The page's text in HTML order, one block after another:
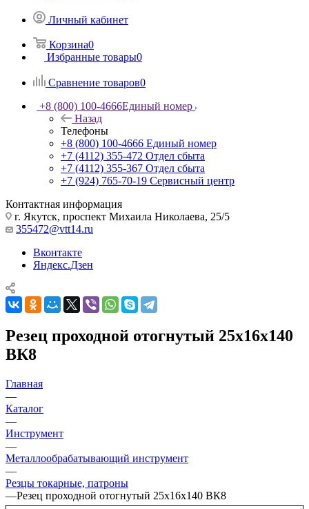
Личный кабинет
Корзина0
Избранные товары0
Сравнение товаров0
+8 (800) 100-4666Единый номер
Назад
Телефоны
+8 (800) 100-4666 Единый номер
+7 (4112) 355-472 Отдел сбыта
+7 (4112) 355-367 Отдел сбыта
+7 (924) 765-70-19 Сервисный центр
Контактная информация
г. Якутск, проспект Михаила Николаева, 25/5
355472@vtt14.ru
Вконтакте
Яндекс.Дзен
Резец проходной отогнутый 25х16х140
ВК8
Главная
—
Каталог
—
Инструмент
—
Металлообрабатывающий инструмент
—
Резцы токарные, патроны
—Резец проходной отогнутый 25х16х140 ВК8